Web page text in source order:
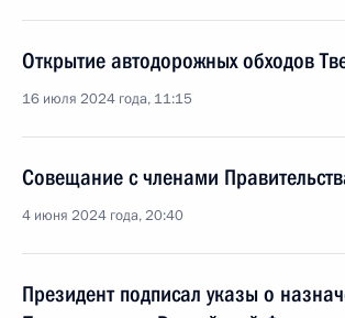
Открытие автодорожных обходов
16 июля 2024 года, 11:15
Совещание с членами
4 июня 2024 года, 20:40
Президент подписал указы о